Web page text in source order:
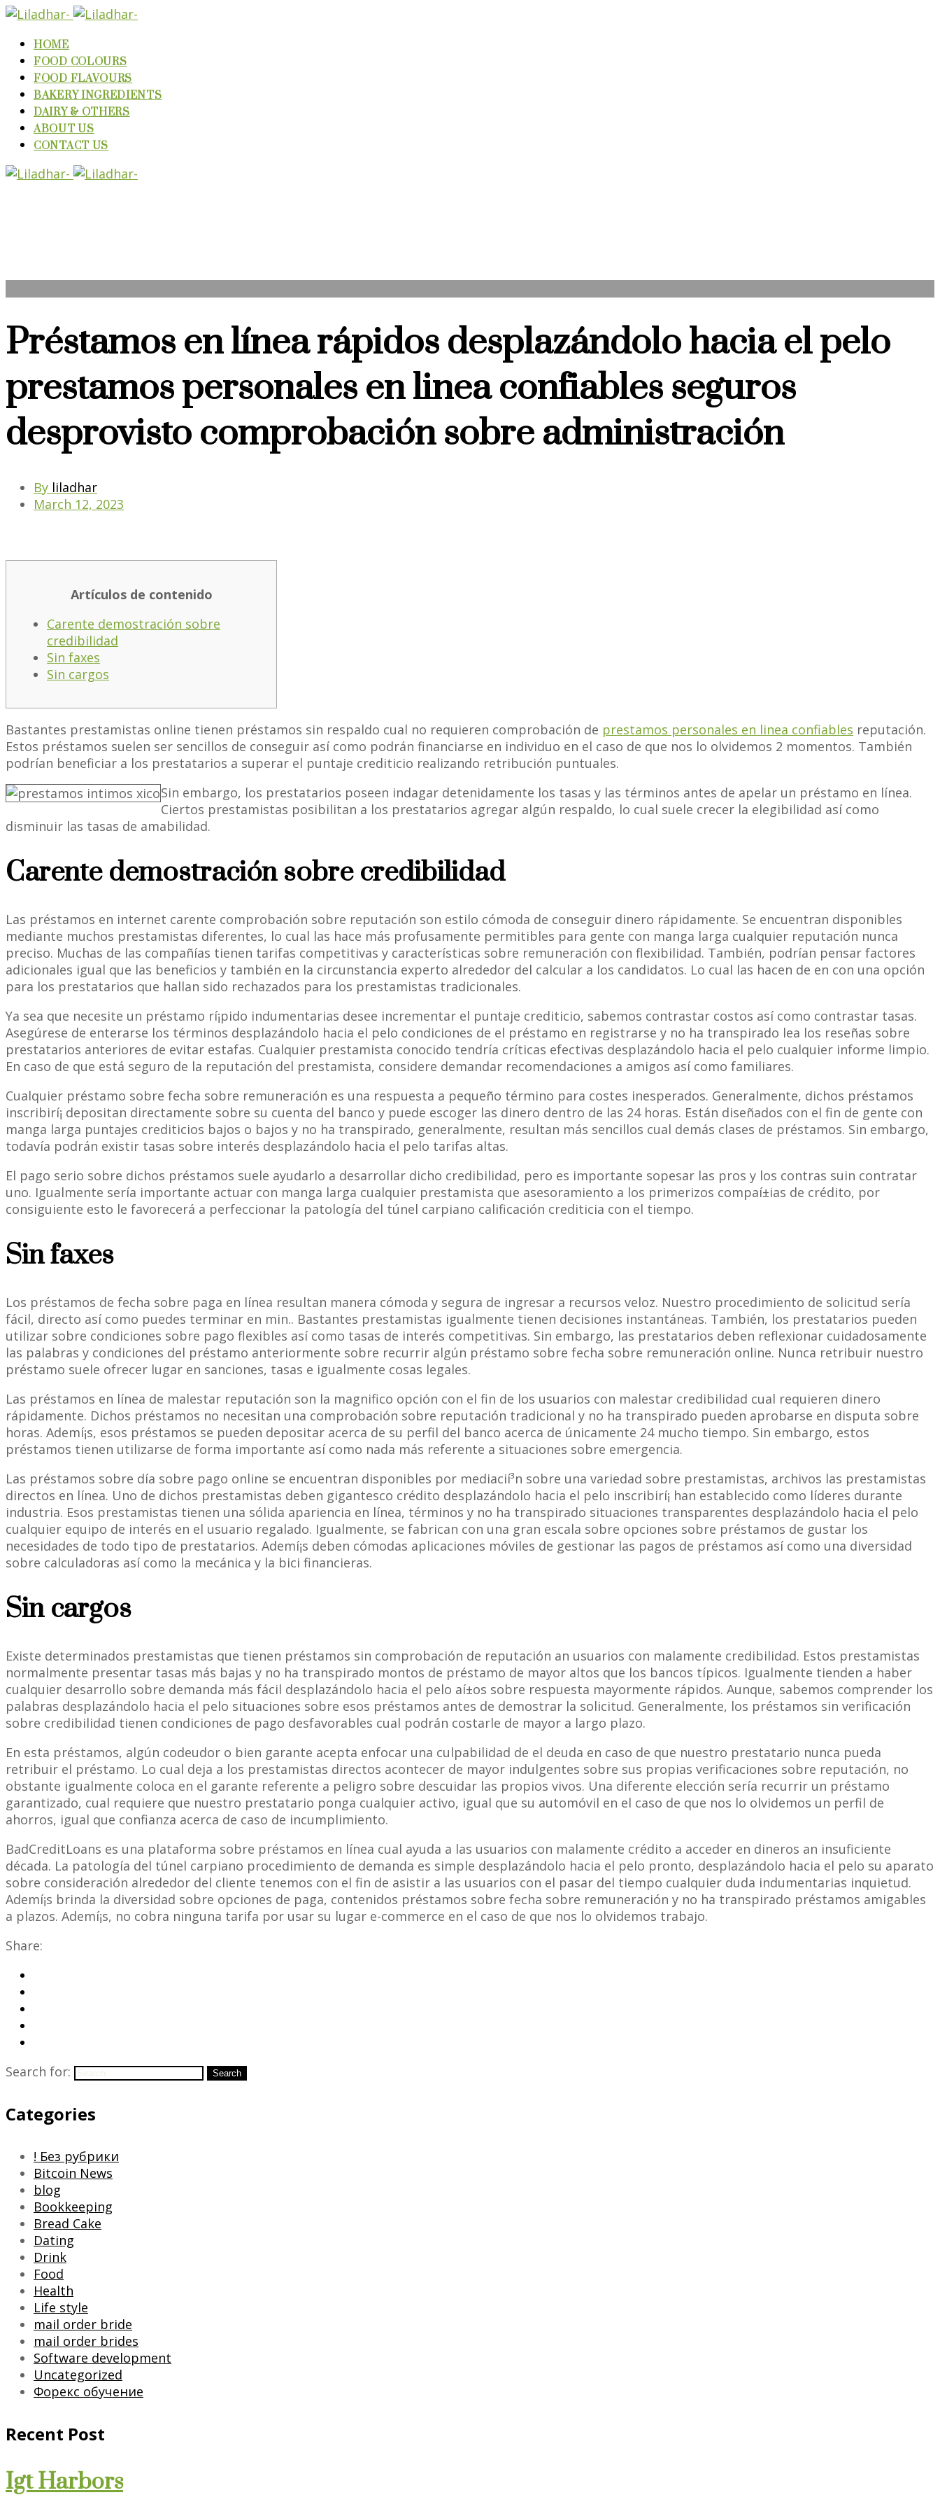
HOME
FOOD COLOURS
FOOD FLAVOURS
BAKERY INGREDIENTS
DAIRY & OTHERS
ABOUT US
CONTACT US
Préstamos en línea rápidos desplazándolo hacia el pelo
prestamos personales en linea confiables seguros
desprovisto comprobación sobre administración
By liladhar
March 12, 2023
Artículos de contenido
Carente demostración sobre
credibilidad
Sin faxes
Sin cargos
Bastantes prestamistas online tienen préstamos sin respaldo cual no requieren comprobación de prestamos personales en linea confiables reputación.
Estos préstamos suelen ser sencillos de conseguir así­ como podrán financiarse en individuo en el caso de que nos lo olvidemos 2 momentos. También
podrían beneficiar a los prestatarios a superar el puntaje crediticio realizando retribución puntuales.
Sin embargo, los prestatarios poseen indagar detenidamente los tasas y las términos antes de apelar un préstamo en línea.
Ciertos prestamistas posibilitan a los prestatarios agregar algún respaldo, lo cual suele crecer la elegibilidad así­ como
disminuir las tasas de amabilidad.
Carente demostración sobre credibilidad
Las préstamos en internet carente comprobación sobre reputación son estilo cómoda de conseguir dinero rápidamente. Se encuentran disponibles
mediante muchos prestamistas diferentes, lo cual las hace más profusamente permitibles para gente con manga larga cualquier reputación nunca
preciso. Muchas de las compañías tienen tarifas competitivas y características sobre remuneración con flexibilidad. También, podrían pensar factores
adicionales igual que las beneficios y también en la circunstancia experto alrededor del calcular a los candidatos. Lo cual las hacen de en con una opción
para los prestatarios que hallan sido rechazados para los prestamistas tradicionales.
Ya sea que necesite un préstamo rí¡pido indumentarias desee incrementar el puntaje crediticio, sabemos contrastar costos así­ como contrastar tasas.
Asegúrese de enterarse los términos desplazándolo hacia el pelo condiciones de el préstamo en registrarse y no ha transpirado lea los reseñas sobre
prestatarios anteriores de evitar estafas. Cualquier prestamista conocido tendría críticas efectivas desplazándolo hacia el pelo cualquier informe limpio.
En caso de que está seguro de la reputación del prestamista, considere demandar recomendaciones a amigos así­ como familiares.
Cualquier préstamo sobre fecha sobre remuneración es una respuesta a pequeño término para costes inesperados. Generalmente, dichos préstamos
inscribirí¡ depositan directamente sobre su cuenta del banco y puede escoger las dinero dentro de las 24 horas. Están diseñados con el fin de gente con
manga larga puntajes crediticios bajos o bajos y no ha transpirado, generalmente, resultan más sencillos cual demás clases de préstamos. Sin embargo,
todavía podrán existir tasas sobre interés desplazándolo hacia el pelo tarifas altas.
El pago serio sobre dichos préstamos suele ayudarlo a desarrollar dicho credibilidad, pero es importante sopesar las pros y los contras suin contratar
uno. Igualmente serí­a importante actuar con manga larga cualquier prestamista que asesoramiento a los primerizos compaí±ias de crédito, por
consiguiente esto le favorecerá a perfeccionar la patologí­a del túnel carpiano calificación crediticia con el tiempo.
Sin faxes
Los préstamos de fecha sobre paga en línea resultan manera cómoda y segura de ingresar a recursos veloz. Nuestro procedimiento de solicitud serí­a
fácil, directo así­ como puedes terminar en min.. Bastantes prestamistas igualmente tienen decisiones instantáneas. También, los prestatarios pueden
utilizar sobre condiciones sobre pago flexibles así­ como tasas de interés competitivas. Sin embargo, las prestatarios deben reflexionar cuidadosamente
las palabras y condiciones del préstamo anteriormente sobre recurrir algún préstamo sobre fecha sobre remuneración online. Nunca retribuir nuestro
préstamo suele ofrecer lugar en sanciones, tasas e igualmente cosas legales.
Las préstamos en línea de malestar reputación son la magnifico opción con el fin de los usuarios con malestar credibilidad cual requieren dinero
rápidamente. Dichos préstamos no necesitan una comprobación sobre reputación tradicional y no ha transpirado pueden aprobarse en disputa sobre
horas. Ademí¡s, esos préstamos se pueden depositar acerca de su perfil del banco acerca de únicamente 24 mucho tiempo. Sin embargo, estos
préstamos tienen utilizarse de forma importante así­ como nada más referente a situaciones sobre emergencia.
Las préstamos sobre día sobre pago online se encuentran disponibles por mediacií³n sobre una variedad sobre prestamistas, archivos las prestamistas
directos en línea. Uno de dichos prestamistas deben gigantesco crédito desplazándolo hacia el pelo inscribirí¡ han establecido como líderes durante
industria. Esos prestamistas tienen una sólida apariencia en línea, términos y no ha transpirado situaciones transparentes desplazándolo hacia el pelo
cualquier equipo de interés en el usuario regalado. Igualmente, se fabrican con una gran escala sobre opciones sobre préstamos de gustar los
necesidades de todo tipo de prestatarios. Ademí¡s deben cómodas aplicaciones móviles de gestionar las pagos de préstamos así­ como una diversidad
sobre calculadoras así­ como la mecánica y la bici financieras.
Sin cargos
Existe determinados prestamistas que tienen préstamos sin comprobación de reputación an usuarios con malamente credibilidad. Estos prestamistas
normalmente presentar tasas más bajas y no ha transpirado montos de préstamo de mayor altos que los bancos tí­picos. Igualmente tienden a haber
cualquier desarrollo sobre demanda más fácil desplazándolo hacia el pelo aí±os sobre respuesta mayormente rápidos. Aunque, sabemos comprender los
palabras desplazándolo hacia el pelo situaciones sobre esos préstamos antes de demostrar la solicitud. Generalmente, los préstamos sin verificación
sobre credibilidad tienen condiciones de pago desfavorables cual podrán costarle de mayor a largo plazo.
En esta préstamos, algún codeudor o bien garante acepta enfocar una culpabilidad de el deuda en caso de que nuestro prestatario nunca pueda
retribuir el préstamo. Lo cual deja a los prestamistas directos acontecer de mayor indulgentes sobre sus propias verificaciones sobre reputación, no
obstante igualmente coloca en el garante referente a peligro sobre descuidar las propios vivos. Una diferente elección serí­a recurrir un préstamo
garantizado, cual requiere que nuestro prestatario ponga cualquier activo, igual que su automóvil en el caso de que nos lo olvidemos un perfil de
ahorros, igual que confianza acerca de caso de incumplimiento.
BadCreditLoans es una plataforma sobre préstamos en línea cual ayuda a las usuarios con malamente crédito a acceder en dineros an insuficiente
década. La patologí­a del túnel carpiano procedimiento de demanda es simple desplazándolo hacia el pelo pronto, desplazándolo hacia el pelo su aparato
sobre consideración alrededor del cliente tenemos con el fin de asistir a las usuarios con el pasar del tiempo cualquier duda indumentarias inquietud.
Ademí¡s brinda la diversidad sobre opciones de paga, contenidos préstamos sobre fecha sobre remuneración y no ha transpirado préstamos amigables
a plazos. Ademí¡s, no cobra ninguna tarifa por usar su lugar e-commerce en el caso de que nos lo olvidemos trabajo.
Share:
Search for: Search
Categories
! Без рубрики
Bitcoin News
blog
Bookkeeping
Bread Cake
Dating
Drink
Food
Health
Life style
mail order bride
mail order brides
Software development
Uncategorized
Форекс обучение
Recent Post
Igt Harbors